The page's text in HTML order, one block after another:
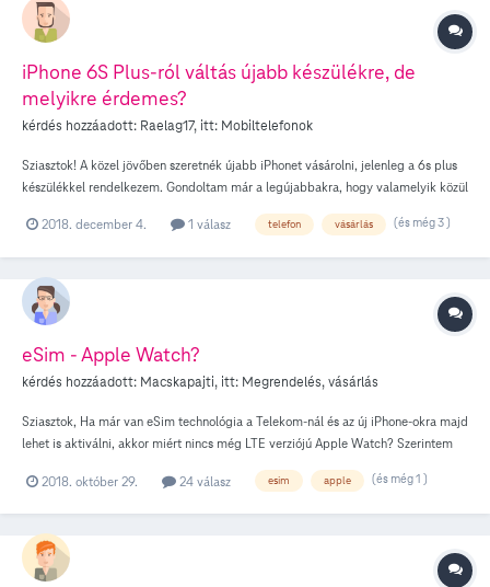
iPhone 6S Plus-ról váltás újabb készülékre, de
melyikre érdemes?
kérdés hozzáadott: Raelag17, itt: Mobiltelefonok
Sziasztok! A közel jövőben szeretnék újabb iPhonet vásárolni, jelenleg a 6s plus
készülékkel rendelkezem. Gondoltam már a legújabbakra, hogy valamelyik közül
gondolkozom jelenleg, ti mit tennétek a helyemben? Köszönöm a válaszokat!
2018. december 4. 1 válasz telefon vásárlás (és még 3 )
eSim - Apple Watch?
kérdés hozzáadott: Macskapajti, itt: Megrendelés, vásárlás
Sziasztok, Ha már van eSim technológia a Telekom-nál és az új iPhone-okra majd
lehet is aktiválni, akkor miért nincs még LTE verziójú Apple Watch? Szerintem
Egyáltalán tervbe van? Köszi
2018. október 29. 24 válasz esim apple (és még 1 )